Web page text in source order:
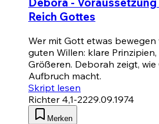
Reich Gottes
Wer mit Gott etwas
guten Willen: klare
Größeren. Deborah zeigt,
Aufbruch macht.
Skript lesen
Richter 4,1-2229.09.1974
Merken